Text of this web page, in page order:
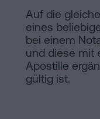
Auf die
eines
bei einem
und diese mit
Apostille
gültig ist.